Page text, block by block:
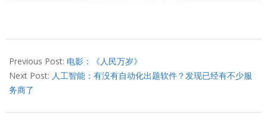
07-
05
Previous Post: 电影：《人民万岁》
Next Post: 人工智能：有没有自动化出题软件？发现已经有不少服
务商了